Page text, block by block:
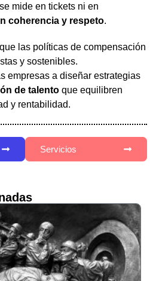
mide en tickets ni en
coherencia y respeto.
las políticas de compensación
y sostenibles.
empresas a diseñar estrategias
de talento que equilibren
y rentabilidad.
Servicios